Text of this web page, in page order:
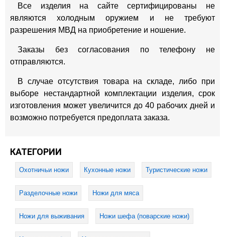
Все изделия на сайте сертифицированы не
являются холодным оружием и не требуют
разрешения МВД на приобретение и ношение.
Заказы без согласования по телефону не
отправляются.
В случае отсутствия товара на складе, либо при
выборе нестандартной комплектации изделия, срок
изготовления может увеличится до 40 рабочих дней и
возможно потребуется предоплата заказа.
КАТЕГОРИИ
Охотничьи ножи Кухонные ножи Туристические ножи
Разделочные ножи Ножи для мяса
Ножи для выживания Ножи шефа (поварские ножи)